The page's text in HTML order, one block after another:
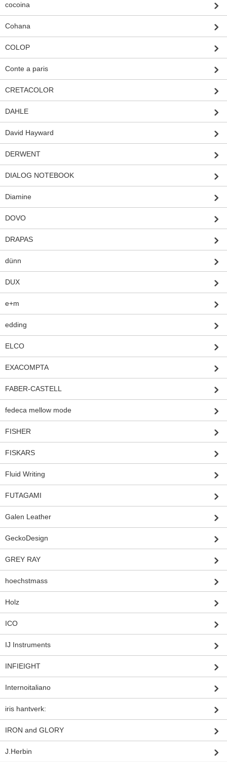
cocoina
Cohana
COLOP
Conte a paris
CRETACOLOR
DAHLE
David Hayward
DERWENT
DIALOG NOTEBOOK
Diamine
DOVO
DRAPAS
dünn
DUX
e+m
edding
ELCO
EXACOMPTA
FABER-CASTELL
fedeca mellow mode
FISHER
FISKARS
Fluid Writing
FUTAGAMI
Galen Leather
GeckoDesign
GREY RAY
hoechstmass
Holz
ICO
IJ Instruments
INFIEIGHT
Internoitaliano
iris hantverk:
IRON and GLORY
J.Herbin